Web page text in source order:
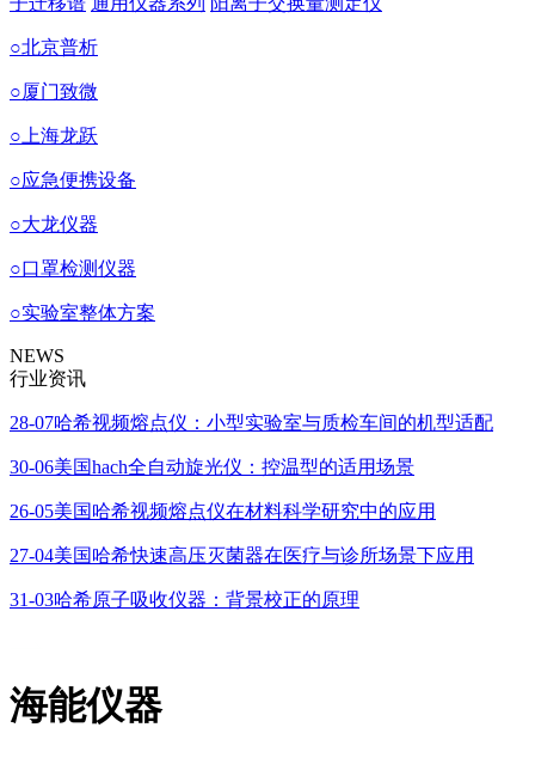
○北京普析
○厦门致微
○上海龙跃
○应急便携设备
○大龙仪器
○ 口罩检测仪器
○实验室整体方案
NEWS
行业资讯
28-07哈希视频熔点仪：小型实验室与质检车间的机型适配
30-06美国hach全自动旋光仪：控温型的适用场景
26-05美国哈希视频熔点仪在材料科学研究中的应用
27-04美国哈希快速高压灭菌器在医疗与诊所场景下应用
31-03哈希原子吸收仪器：背景校正的原理
海能仪器